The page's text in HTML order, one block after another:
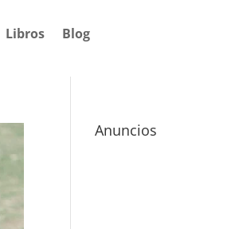
Libros Blog
Anuncios